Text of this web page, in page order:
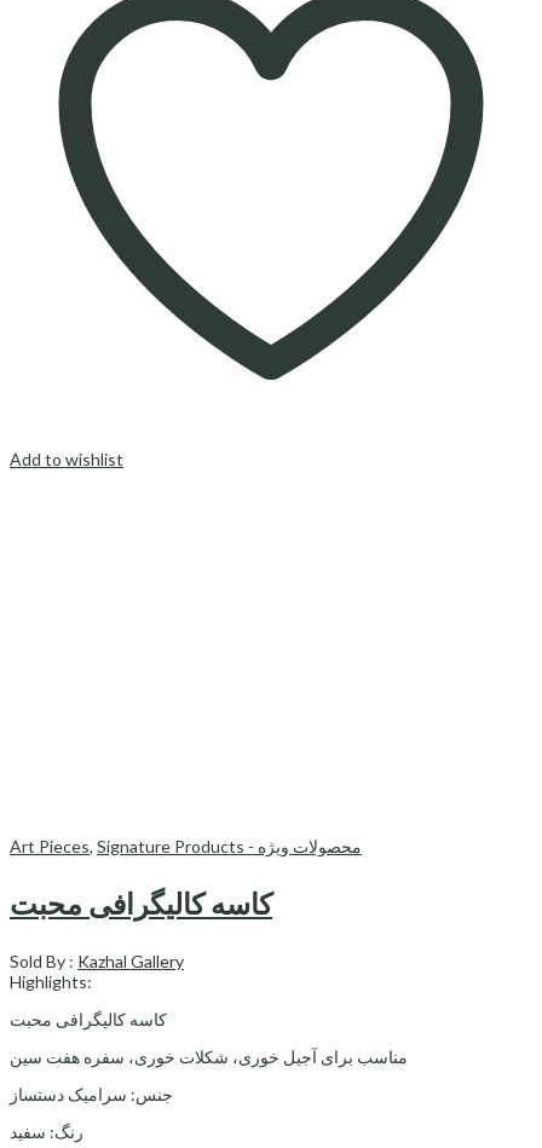
Add to wishlist
Art Pieces, Signature Products - محصولات ویژه
کاسه کالیگرافی محبت
Sold By : Kazhal Gallery
Highlights:
کاسه کالیگرافی محبت
مناسب برای آجیل خوری، شکلات خوری، سفره هفت سین
جنس: سرامیک دستساز
رنگ: سفید